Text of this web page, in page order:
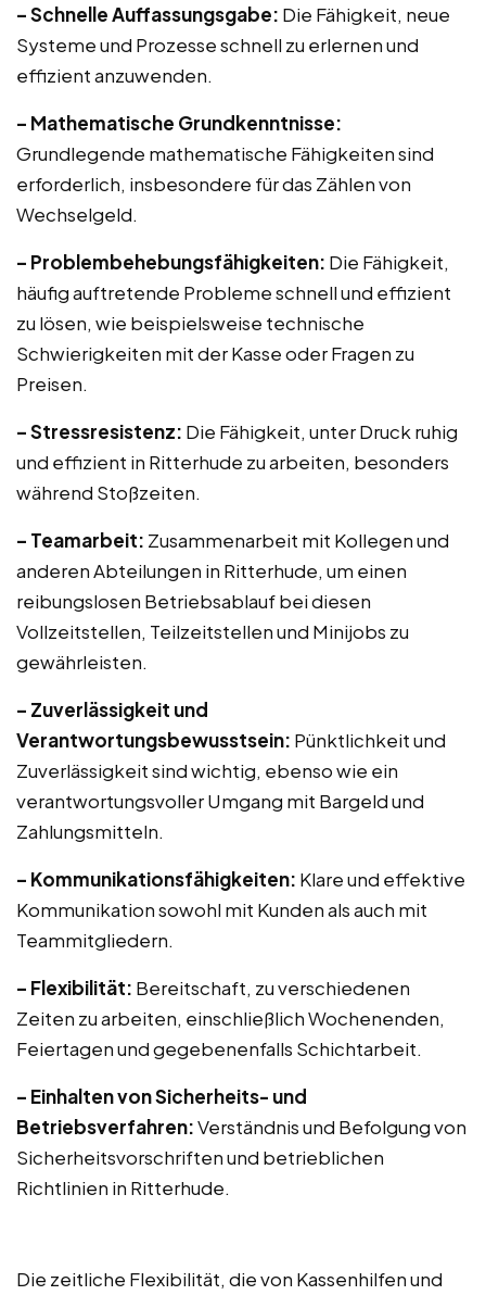
– Schnelle Auffassungsgabe: Die Fähigkeit, neue
Systeme und Prozesse schnell zu erlernen und
effizient anzuwenden.
– Mathematische Grundkenntnisse:
Grundlegende mathematische Fähigkeiten sind
erforderlich, insbesondere für das Zählen von
Wechselgeld.
– Problembehebungsfähigkeiten: Die Fähigkeit,
häufig auftretende Probleme schnell und effizient
zu lösen, wie beispielsweise technische
Schwierigkeiten mit der Kasse oder Fragen zu
Preisen.
– Stressresistenz: Die Fähigkeit, unter Druck ruhig
und effizient in Ritterhude zu arbeiten, besonders
während Stoßzeiten.
– Teamarbeit: Zusammenarbeit mit Kollegen und
anderen Abteilungen in Ritterhude, um einen
reibungslosen Betriebsablauf bei diesen
Vollzeitstellen, Teilzeitstellen und Minijobs zu
gewährleisten.
– Zuverlässigkeit und
Verantwortungsbewusstsein: Pünktlichkeit und
Zuverlässigkeit sind wichtig, ebenso wie ein
verantwortungsvoller Umgang mit Bargeld und
Zahlungsmitteln.
– Kommunikationsfähigkeiten: Klare und effektive
Kommunikation sowohl mit Kunden als auch mit
Teammitgliedern.
– Flexibilität: Bereitschaft, zu verschiedenen
Zeiten zu arbeiten, einschließlich Wochenenden,
Feiertagen und gegebenenfalls Schichtarbeit.
– Einhalten von Sicherheits- und
Betriebsverfahren:Verständnis und Befolgung von
Sicherheitsvorschriften und betrieblichen
Richtlinien in Ritterhude.
Die zeitliche Flexibilität, die von Kassenhilfen und